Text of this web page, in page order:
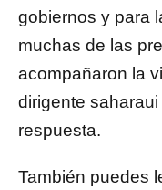
gobiernos y para
muchas de las
acompañaron la
dirigente
respuesta.
También puedes